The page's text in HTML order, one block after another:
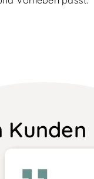
Kunden